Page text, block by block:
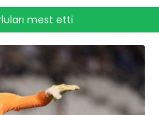
Onurcan Piri: Kocaeli Stadı’nın
GB.
Sporları